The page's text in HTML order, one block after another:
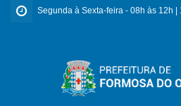
Segunda à Sexta-feira - 08h às 12h |